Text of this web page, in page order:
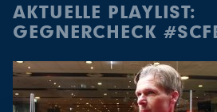
AKTUELLE PLAYLIST:
GEGNERCHECK